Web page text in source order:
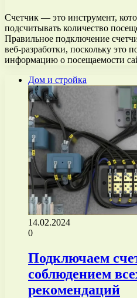
Счетчик — это инструмент,
подсчитывать количество
Правильное подключение
веб-разработки, поскольку это
информацию о посещаемости
Дом и стройка
14.02.2024
0
Подключаем
соблюдением
рекомендаций